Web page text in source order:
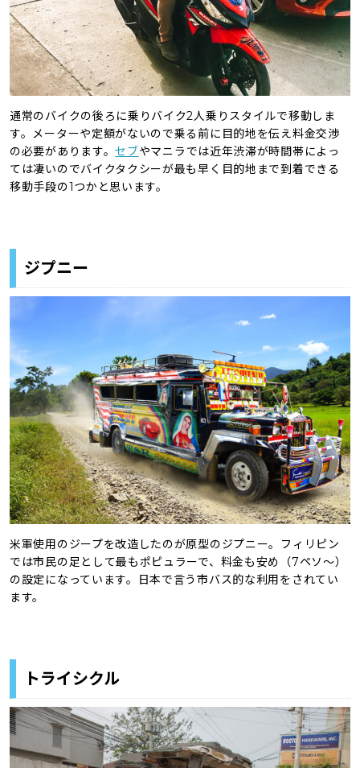
通常のバイクの後ろに乗りバイク2人乗りスタイルで移動しま
す。メーターや定額がないので乗る前に目的地を伝え料金交渉
の必要があります。セブやマニラでは近年渋滞が時間帯によっ
ては凄いのでバイクタクシーが最も早く目的地まで到着できる
移動手段の1つかと思います。
ジプニー
米軍使用のジープを改造したのが原型のジプニー。フィリピン
では市民の足として最もポピュラーで、料金も安め（7ペソ〜）
の設定になっています。日本で言う市バス的な利用をされてい
ます。
トライシクル